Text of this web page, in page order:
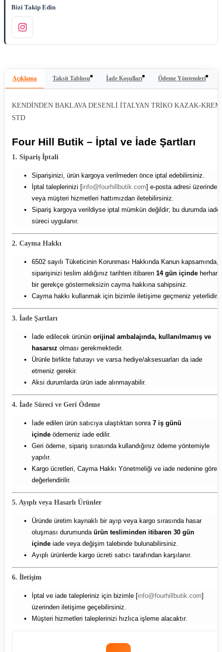
Bizi Takip Edin
Açıklama Taksit Tablosu İade Koşulları Ödeme Yöntemleri
KENDİNDEN BAKLAVA DESENLİ İTALYAN TRİKO KAZAK-
STD
Four Hill Butik – İptal ve İade Şartları
1. Sipariş İptali
Siparişinizi, ürün kargoya verilmeden önce iptal edebilirsiniz.
İptal taleplerinizi [info@fourhillbutik.com] e-posta adresi üzerinden
veya müşteri hizmetleri hattımızdan iletebilirsiniz.
Sipariş kargoya verildiyse iptal mümkün değildir; bu durumda iade
süreci uygulanır.
2. Cayma Hakkı
6502 sayılı Tüketicinin Korunması Hakkında Kanun kapsamında,
siparişinizi teslim aldığınız tarihten itibaren 14 gün içinde
bir gerekçe göstermeksizin cayma hakkına sahipsiniz.
Cayma hakkı kullanmak için bizimle iletişime geçmeniz yeterlidir.
3. İade Şartları
İade edilecek ürünün orijinal ambalajında, kullanılmamış ve
hasarsız olması gerekmektedir.
Ürünle birlikte faturayı ve varsa hediye/aksesuarları da iade
etmeniz gerekir.
Aksi durumlarda ürün iade alınmayabilir.
4. İade Süreci ve Geri Ödeme
İade edilen ürün satıcıya ulaştıktan sonra 7 iş günü
içinde ödemeniz iade edilir.
Geri ödeme, sipariş sırasında kullandığınız ödeme yöntemiyle
yapılır.
Kargo ücretleri, Cayma Hakkı Yönetmeliği ve iade nedenine göre
değerlendirilir.
5. Ayıplı veya Hasarlı Ürünler
Üründe üretim kaynaklı bir ayıp veya kargo sırasında hasar
oluşması durumunda ürün tesliminden itibaren 30 gün
içinde iade veya değişim talebinde bulunabilirsiniz.
Ayıplı ürünlerde kargo ücreti satıcı tarafından karşılanır.
6. İletişim
İptal ve iade talepleriniz için bizimle [info@fourhillbutik.com]
üzerinden iletişime geçebilirsiniz.
Müşteri hizmetleri taleplerinizi hızlıca işleme alacaktır.